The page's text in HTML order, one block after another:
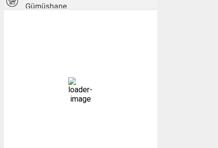
76 %
1011 mb